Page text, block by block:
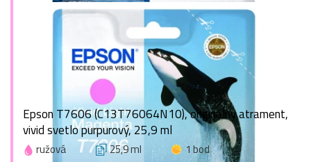
Epson T7606 (C13T76064N10), originálny atrament,
vivid svetlo purpurový, 25,9 ml
ružová 25,9 ml
1 bod